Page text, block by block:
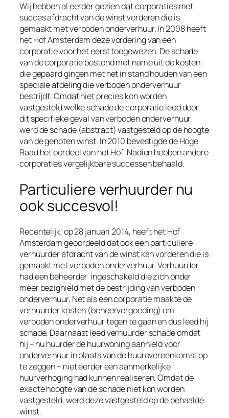
Wij hebben al eerder gezien dat corporaties met
succes afdracht van de winst vorderen die is
gemaakt met verboden onderverhuur. In 2008 heeft
het Hof Amsterdam deze vordering van een
corporatie voor het eerst toegewezen. De schade
van de corporatie bestond met name uit de kosten
die gepaard gingen met het in stand houden van een
speciale afdeling die verboden onderverhuur
bestrijdt. Omdat niet precies kon worden
vastgesteld welke schade de corporatie leed door
dit specifieke geval van verboden onderverhuur,
werd de schade (abstract) vastgesteld op de hoogte
van de genoten winst. In 2010 bevestigde de Hoge
Raad het oordeel van het Hof. Nadien hebben andere
corporaties vergelijkbare successen behaald.
Particuliere verhuurder nu
ook succesvol!
Recentelijk, op 28 januari 2014, heeft het Hof
Amsterdam geoordeeld dat ook een particuliere
verhuurder afdracht van de winst kan vorderen die is
gemaakt met verboden onderverhuur. Verhuurder
had een beheerder ingeschakeld die zich onder
meer bezighield met de bestrijding van verboden
onderverhuur. Net als een corporatie maakte de
verhuurder kosten (beheervergoeding) om
verboden onderverhuur tegen te gaan en dus leed hij
schade. Daarnaast leed verhuurder schade omdat
hij – nu huurder de huurwoning aanhield voor
onderverhuur in plaats van de huurovereenkomst op
te zeggen – niet eerder een aanmerkelijke
huurverhoging had kunnen realiseren. Omdat de
exacte hoogte van de schade niet kon worden
vastgesteld, werd deze vastgesteld op de behaalde
winst.